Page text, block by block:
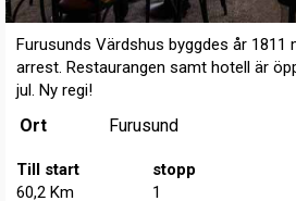
Furusunds Värdshus byggdes år 1811
arrest. Restaurangen samt hotell är
jul. Ny regi!
Ort Furusund
Till start
60,2 Km
stopp
1